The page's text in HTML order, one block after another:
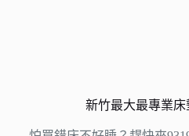
新竹最大最專業床